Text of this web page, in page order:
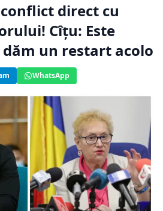
direct cu
Cîțu: Este
un restart acolo
WhatsApp